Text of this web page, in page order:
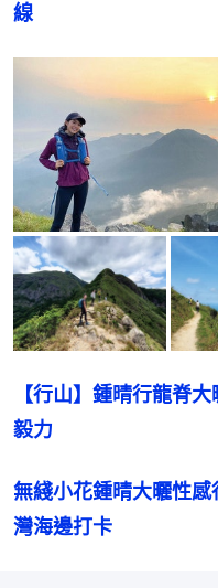
線
【行山】鍾晴行龍脊
毅力
無綫小花鍾晴大曬性
灣海邊打卡